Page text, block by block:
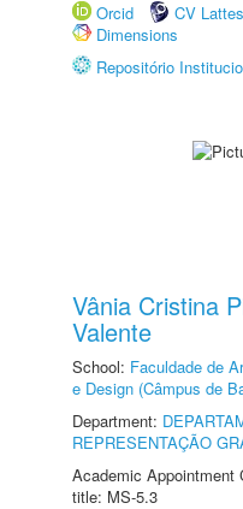
Orcid
CV Lattes
Dimensions
Repositório
Vânia Cristina
Valente
School: Faculdade de
e Design (Câmpus de
Department:
REPRESENTAÇÃO
Academic Appointment
title: MS-5.3